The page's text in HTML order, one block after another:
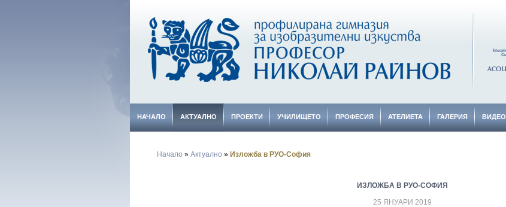
НАЧАЛО АКТУАЛНО ПРОЕКТИ УЧИЛИЩЕТО ПРОФЕСИЯ АТЕЛИЕТА ГАЛЕРИЯ ВИДЕО
Начало » Актуално » Изложба в РУО-София
ИЗЛОЖБА В РУО-СОФИЯ
25 ЯНУАРИ 2019